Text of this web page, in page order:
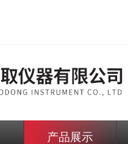
产品展示